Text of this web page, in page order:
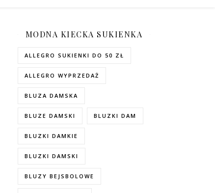
MODNA KIECKA SUKIENKA
ALLEGRO SUKIENKI DO 50 ZŁ
ALLEGRO WYPRZEDAŻ
BLUZA DAMSKA
BLUZE DAMSKI BLUZKI DAM
BLUZKI DAMKIE
BLUZKI DAMSKI
BLUZY BEJSBOLOWE